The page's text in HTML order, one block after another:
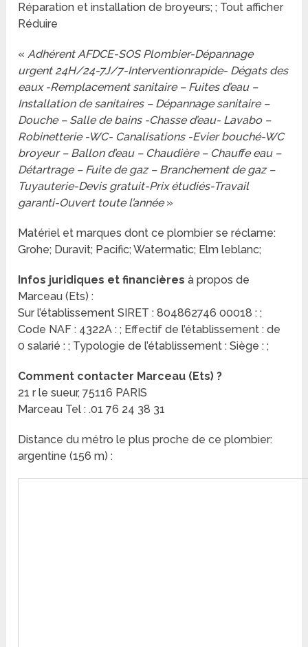
Réparation et installation de broyeurs; ; Tout afficher
Réduire
«Adhérent AFDCE-SOS Plombier-Dépannage
urgent 24H/24-7J/7-Interventionrapide- Dégats des
eaux -Remplacement sanitaire – Fuites d’eau –
Installation de sanitaires – Dépannage sanitaire –
Douche – Salle de bains -Chasse d’eau- Lavabo –
Robinetterie -WC- Canalisations -Evier bouché-WC
broyeur – Ballon d’eau – Chaudière – Chauffe eau –
Détartrage – Fuite de gaz – Branchement de gaz –
Tuyauterie-Devis gratuit-Prix étudiés-Travail
garanti-Ouvert toute l’année»
Matériel et marques dont ce plombier se réclame:
Grohe; Duravit; Pacific; Watermatic; Elm leblanc;
Infos juridiques et financières à propos de
Marceau (Ets) :
Sur l’établissement SIRET : 804862746 00018 : ;
Code NAF : 4322A : ; Effectif de l’établissement : de
0 salarié : ; Typologie de l’établissement : Siège : ;
Comment contacter Marceau (Ets) ?
21 r le sueur, 75116 PARIS
Marceau Tel : .01 76 24 38 31
Distance du métro le plus proche de ce plombier:
argentine (156 m) :